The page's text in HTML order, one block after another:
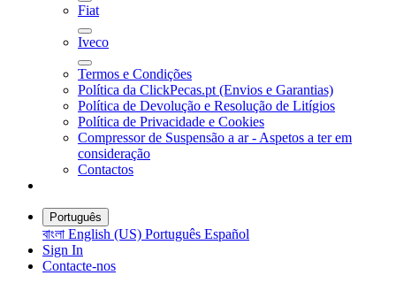
Fiat
Iveco
Termos e Condições
Política da ClickPecas.pt (Envios e Garantias)
Política de Devolução e Resolução de Litígios
Política de Privacidade e Cookies
Compressor de Suspensão a ar - Aspetos a ter em
consideração
Contactos
Português
বাংলা English (US) Português Español
Sign In
Contacte-nos